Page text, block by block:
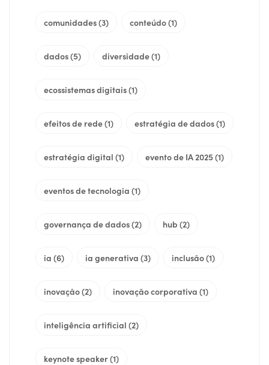
comunidades(3) conteúdo(1)
dados(5) diversidade(1)
ecossistemas digitais(1)
efeitos de rede(1) estratégia de dados(1)
estratégia digital (1) evento de IA 2025(1)
eventos de tecnologia (1)
governança de dados(2) hub (2)
ia (6) ia generativa (3) inclusão(1)
inovação(2) inovação corporativa (1)
inteligência artificial (2)
keynote speaker(1)